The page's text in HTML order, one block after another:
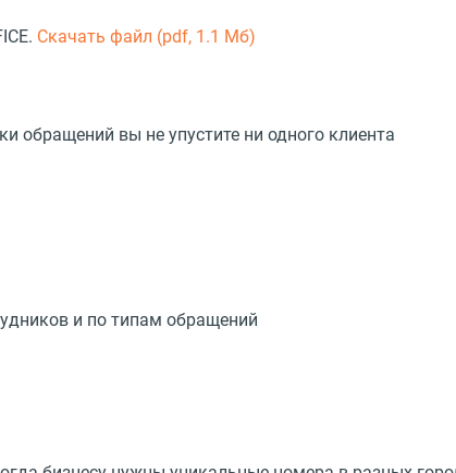
Скачать файл (pdf, 1.1 Мб)
вы не упустите ни одного клиента
и по типам обращений